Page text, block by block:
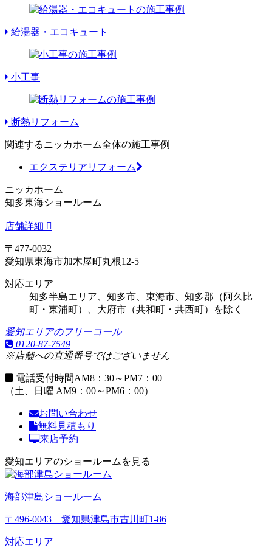
給湯器・エコキュート
小工事
断熱リフォーム
関連するニッカホーム全体の施工事例
エクステリアリフォーム
ニッカホーム
知多東海ショールーム
店舗詳細
〒477-0032
愛知県東海市加木屋町丸根12-5
対応エリア
知多半島エリア、知多市、東海市、知多郡（阿久比
町・東浦町）、大府市（共和町・共西町）を除く
愛知エリアのフリーコール
0120-87-7549
※店舗への直通番号ではございません
電話受付時間AM8：30～PM7：00
（土、日曜 AM9：00～PM6：00）
お問い合わせ
無料見積もり
来店予約
愛知エリアのショールームを見る
海部津島ショールーム
〒496-0043 愛知県津島市古川町1-86
対応エリア